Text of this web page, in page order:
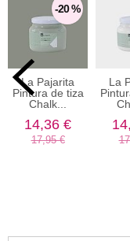
-20 %
La Pajarita
Pintura de tiza
Chalk...
14,36 €
17,95 €
La